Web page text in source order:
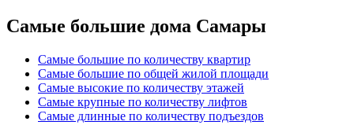
Самые большие дома Самары
Самые большие по количеству квартир
Самые большие по общей жилой площади
Самые высокие по количеству этажей
Самые крупные по количеству лифтов
Самые длинные по количеству подъездов